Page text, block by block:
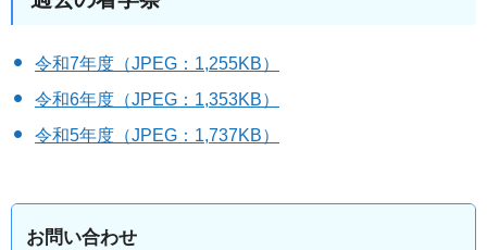
令和7年度（JPEG：1,255KB）
令和6年度（JPEG：1,353KB）
令和5年度（JPEG：1,737KB）
お問い合わせ